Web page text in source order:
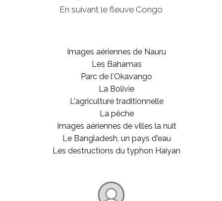
En suivant le fleuve Congo
Images aériennes de Nauru
Les Bahamas
Parc de l'Okavango
La Bolivie
L'agriculture traditionnelle
La pêche
Images aériennes de villes la nuit
Le Bangladesh, un pays d'eau
Les destructions du typhon Haiyan